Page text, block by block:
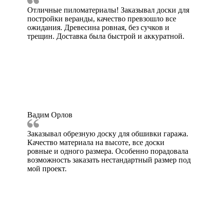
Отличные пиломатериалы! Заказывал доски для
постройки веранды, качество превзошло все
ожидания. Древесина ровная, без сучков и
трещин. Доставка была быстрой и аккуратной.
Вадим Орлов
Заказывал обрезную доску для обшивки гаража.
Качество материала на высоте, все доски
ровные и одного размера. Особенно порадовала
возможность заказать нестандартный размер под
мой проект.